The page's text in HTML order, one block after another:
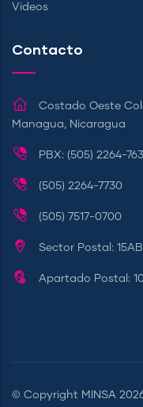
Videos
Contacto
Costado Oeste
Managua, Nicaragua
PBX: (505) 2264-
(505) 2264-7730
(505) 7517-0700
Sector Postal: 15AB
Apartado Postal:
© Copyright MINSA